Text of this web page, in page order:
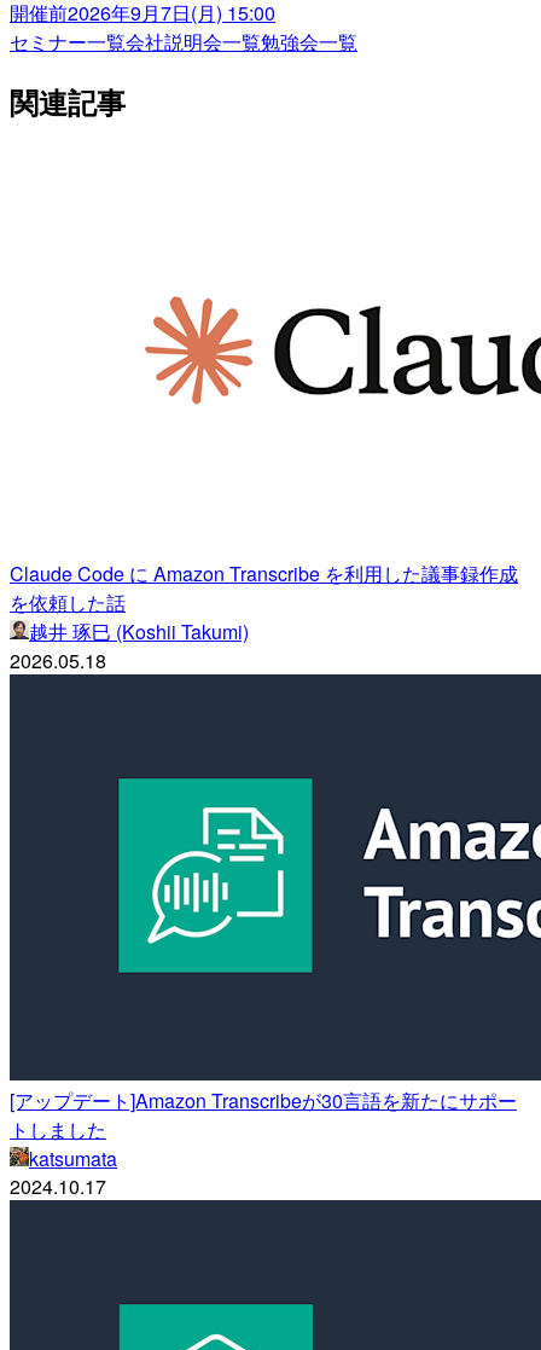
開催前2026年9月7日(月) 15:00
セミナー一覧会社説明会一覧勉強会一覧
関連記事
Claude Code に Amazon Transcribe を利用した議事録作成
を依頼した話
越井 琢巳 (Koshii Takumi)
2026.05.18
[アップデート]Amazon Transcribeが30言語を新たにサポー
トしました
katsumata
2024.10.17